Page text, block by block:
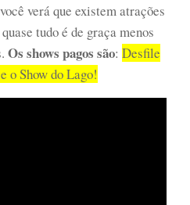
verá que existem atrações
tudo é de graça menos
Os shows pagos são: Desfile
o Show do Lago!